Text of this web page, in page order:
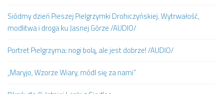
Siódmy dzień Pieszej Pielgrzymki Drohiczyńskiej. Wytrwałość,
modlitwa i droga ku Jasnej Górze /AUDIO/
Portret Pielgrzyma: nogi bolą, ale jest dobrze! /AUDIO/
„Maryjo, Wzorze Wiary, módl się za nami”